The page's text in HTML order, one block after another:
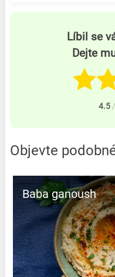
Líbil se
Dejte
4.5 /
Objevte
Baba ganoush